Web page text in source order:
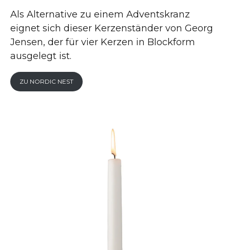
Als Alternative zu einem Adventskranz
eignet sich dieser Kerzenständer von Georg
Jensen, der für vier Kerzen in Blockform
ausgelegt ist.
ZU NORDIC NEST